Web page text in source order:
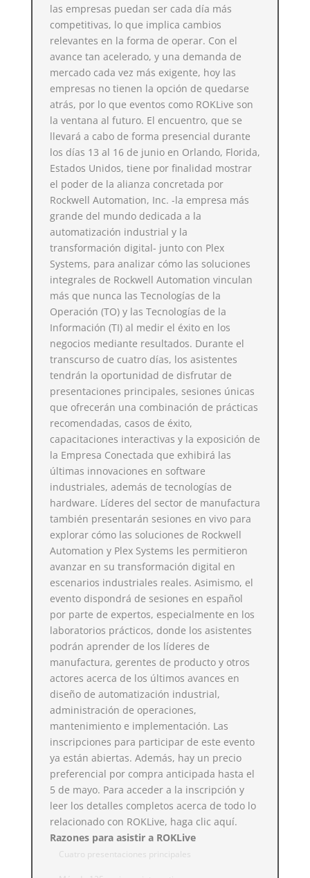
las empresas puedan ser cada día más
competitivas, lo que implica cambios
relevantes en la forma de operar. Con el
avance tan acelerado, y una demanda de
mercado cada vez más exigente, hoy las
empresas no tienen la opción de quedarse
atrás, por lo que eventos como ROKLive son
la ventana al futuro. El encuentro, que se
llevará a cabo de forma presencial durante
los días 13 al 16 de junio en Orlando, Florida,
Estados Unidos, tiene por finalidad mostrar
el poder de la alianza concretada por
Rockwell Automation, Inc. -la empresa más
grande del mundo dedicada a la
automatización industrial y la
transformación digital- junto con Plex
Systems, para analizar cómo las soluciones
integrales de Rockwell Automation vinculan
más que nunca las Tecnologías de la
Operación (TO) y las Tecnologías de la
Información (TI) al medir el éxito en los
negocios mediante resultados. Durante el
transcurso de cuatro días, los asistentes
tendrán la oportunidad de disfrutar de
presentaciones principales, sesiones únicas
que ofrecerán una combinación de prácticas
recomendadas, casos de éxito,
capacitaciones interactivas y la exposición de
la Empresa Conectada que exhibirá las
últimas innovaciones en software
industriales, además de tecnologías de
hardware. Líderes del sector de manufactura
también presentarán sesiones en vivo para
explorar cómo las soluciones de Rockwell
Automation y Plex Systems les permitieron
avanzar en su transformación digital en
escenarios industriales reales. Asimismo, el
evento dispondrá de sesiones en español
por parte de expertos, especialmente en los
laboratorios prácticos, donde los asistentes
podrán aprender de los líderes de
manufactura, gerentes de producto y otros
actores acerca de los últimos avances en
diseño de automatización industrial,
administración de operaciones,
mantenimiento e implementación. Las
inscripciones para participar de este evento
ya están abiertas. Además, hay un precio
preferencial por compra anticipada hasta el
5 de mayo. Para acceder a la inscripción y
leer los detalles completos acerca de todo lo
relacionado con ROKLive, haga clic aquí.
Razones para asistir a ROKLive
Cuatro presentaciones principales